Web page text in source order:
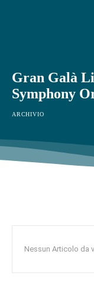
Gran Galà
Symphony
ARCHIVIO
Nessun Articolo da